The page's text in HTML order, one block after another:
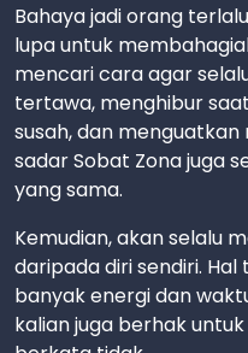
Bahaya jadi orang
lupa untuk
mencari cara agar
tertawa, menghibur
susah, dan
sadar Sobat Zona juga
yang sama.
Kemudian, akan selalu
daripada diri sendiri.
banyak energi dan
kalian juga berhak